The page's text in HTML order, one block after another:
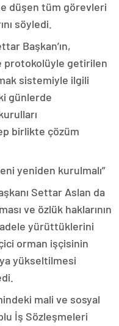
düşen tüm görevleri
söyledi.
Başkan’ın,
protokolüyle getirilen
sistemiyle ilgili
günlerde
birlikte çözüm
yeniden kurulmalı”
Settar Aslan da
ve özlük haklarının
yürüttüklerini
orman işçisinin
yükseltilmesi
mali ve sosyal
İş Sözleşmeleri